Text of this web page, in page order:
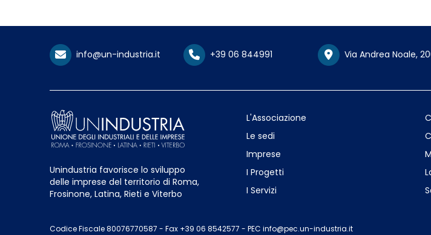
info@un-industria.it +39 06 844991 Via Andrea Noale,
Unindustria favorisce lo sviluppo
delle imprese del territorio di Roma,
Frosinone, Latina, Rieti e Viterbo
L'Associazione
Le sedi
Imprese
I Progetti
I Servizi
Codice Fiscale 80076770587 - Fax +39 06 8542577 - PEC info@pec.un-industria.it